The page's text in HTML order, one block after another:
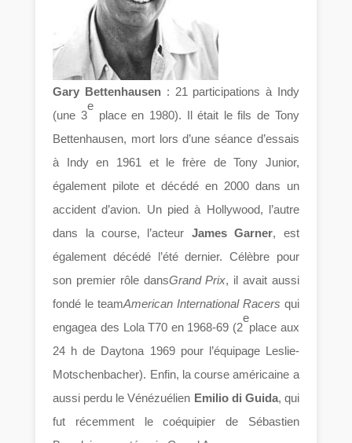
Gary Bettenhausen: 21 participations à Indy
(une 3
e
place en 1980). Il était le fils de Tony
Bettenhausen, mort lors d’une séance d’essais
à Indy en 1961 et le frère de Tony Junior,
également pilote et décédé en 2000 dans un
accident d’avion. Un pied à Hollywood, l’autre
dans la course, l’acteur James Garner, est
également décédé l’été dernier. Célèbre pour
son premier rôle dansGrand Prix, il avait aussi
fondé le teamAmerican International Racers qui
engagea des Lola T70 en 1968-69 (2
e
place aux
24 h de Daytona 1969 pour l’équipage Leslie-
Motschenbacher). Enfin, la course américaine a
aussi perdu le Vénézuélien Emilio di Guida, qui
fut récemment le coéquipier de Sébastien